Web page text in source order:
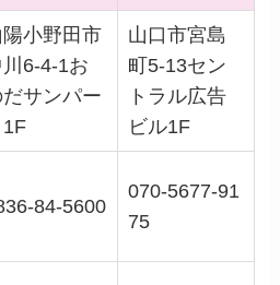
陽小野田市
川6-4-1お
サンパー
1F
山口市宮島
町5-13セン
トラル広告
ビル1F
84-5600
070-5677-91
75